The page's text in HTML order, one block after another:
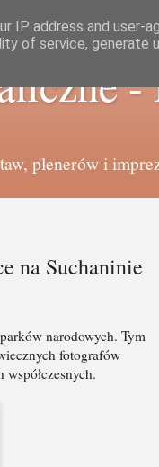
plenerów i
na Suchaninie
narodowych. Tym
fotografów
IP address and user-
of service, generate